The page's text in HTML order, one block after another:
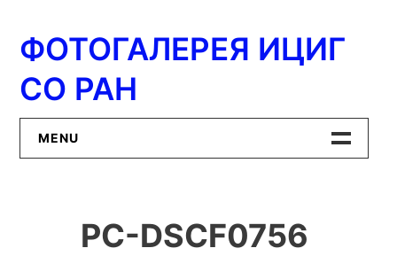
содержимому
ФОТОГАЛЕРЕЯ ИЦИГ
СО РАН
MENU
ИЦиГ СО РАН
PC-DSCF0756